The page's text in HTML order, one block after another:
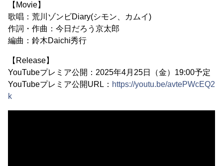
【Movie】
歌唱：荒川ゾンビDiary(シモン、カムイ)
作詞・作曲：今日だろう京太郎
編曲：鈴木Daichi秀行
【Release】
YouTubeプレミア公開：2025年4月25日（金）19:00予定
YouTubeプレミア公開URL： https://youtu.be/avtePWcEQ2
k